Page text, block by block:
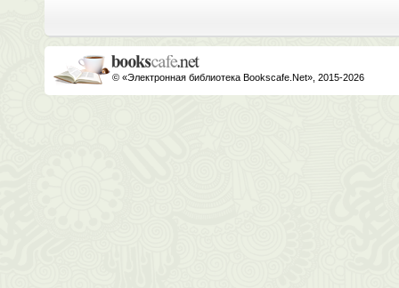
© «Электронная библиотека Bookscafe.Net», 2015-2026